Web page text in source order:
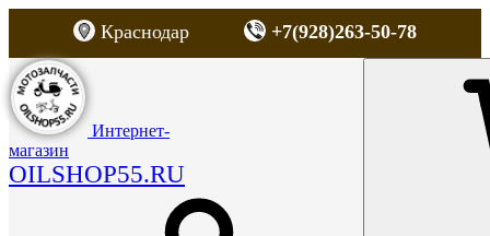
Краснодар +7(928)263-50-78
Интернет-
магазин
OILSHOP55.RU